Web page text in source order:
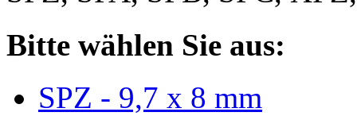
Bitte wählen Sie aus:
SPZ - 9,7 x 8 mm